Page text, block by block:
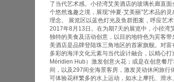
了当代艺术感。小径湾艾美酒店的玻璃长廊直
个悠然逸趣之境，展现“仲夏·艾美丽”艺术品的
理念。 展览区以蓝色灯光及鱼群图案，呼应艺
2017年8月13日。在为期7天的展览中，小径湾
独特的美食及活动创意，以目的地特色为宾客
美酒店是品牌登陆珠三角地区的首家旗舰。对
多彩的海洋文化元素与当代设计融合，以精心
Méridien Hub）激发创意火花；或是在创意餐
间，以及297间全海景客房，激发灵动休闲旅
可体验花样繁多的水上运动，如水上摩托、滑